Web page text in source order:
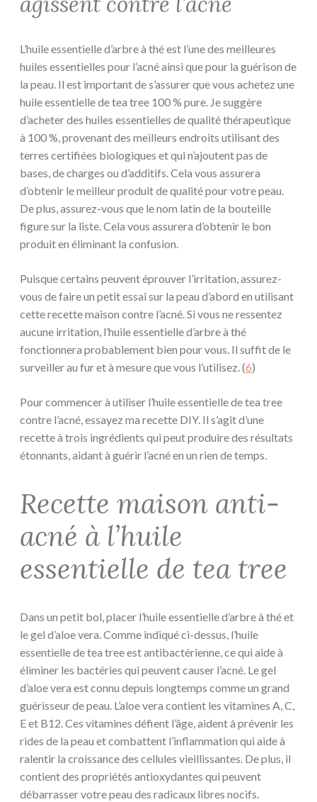
L’huile essentielle d’arbre à thé est l’une des meilleures
huiles essentielles pour l’acné ainsi que pour la guérison de
la peau. Il est important de s’assurer que vous achetez une
huile essentielle de tea tree 100 % pure. Je suggère
d’acheter des huiles essentielles de qualité thérapeutique
à 100 %, provenant des meilleurs endroits utilisant des
terres certifiées biologiques et qui n’ajoutent pas de
bases, de charges ou d’additifs. Cela vous assurera
d’obtenir le meilleur produit de qualité pour votre peau.
De plus, assurez-vous que le nom latin de la bouteille
figure sur la liste. Cela vous assurera d’obtenir le bon
produit en éliminant la confusion.
Puisque certains peuvent éprouver l’irritation, assurez-
vous de faire un petit essai sur la peau d’abord en utilisant
cette recette maison contre l’acné. Si vous ne ressentez
aucune irritation, l’huile essentielle d’arbre à thé
fonctionnera probablement bien pour vous. Il suffit de le
surveiller au fur et à mesure que vous l’utilisez. (6)
Pour commencer à utiliser l’huile essentielle de tea tree
contre l’acné, essayez ma recette DIY. Il s’agit d’une
recette à trois ingrédients qui peut produire des résultats
étonnants, aidant à guérir l’acné en un rien de temps.
Recette maison anti-
acné à l’huile
essentielle de tea tree
Dans un petit bol, placer l’huile essentielle d’arbre à thé et
le gel d’aloe vera. Comme indiqué ci-dessus, l’huile
essentielle de tea tree est antibactérienne, ce qui aide à
éliminer les bactéries qui peuvent causer l’acné. Le gel
d’aloe vera est connu depuis longtemps comme un grand
guérisseur de peau. L’aloe vera contient les vitamines A, C,
E et B12. Ces vitamines défient l’âge, aident à prévenir les
rides de la peau et combattent l’inflammation qui aide à
ralentir la croissance des cellules vieillissantes. De plus, il
contient des propriétés antioxydantes qui peuvent
débarrasser votre peau des radicaux libres nocifs.